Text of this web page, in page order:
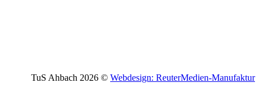
TuS Ahbach 2026 © Webdesign: ReuterMedien-Manufaktur